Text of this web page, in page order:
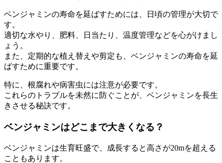
ベンジャミンの寿命を延ばすためには、日頃の管理が大切で
す。
適切な水やり、肥料、日当たり、温度管理などを心がけまし
ょう。
また、定期的な植え替えや剪定も、ベンジャミンの寿命を延
ばすために重要です。
特に、根腐れや病害虫には注意が必要です。
これらのトラブルを未然に防ぐことが、ベンジャミンを長生
きさせる秘訣です。
ベンジャミンはどこまで大きくなる？
ベンジャミンは生育旺盛で、成長すると高さが20mを超える
こともあります。